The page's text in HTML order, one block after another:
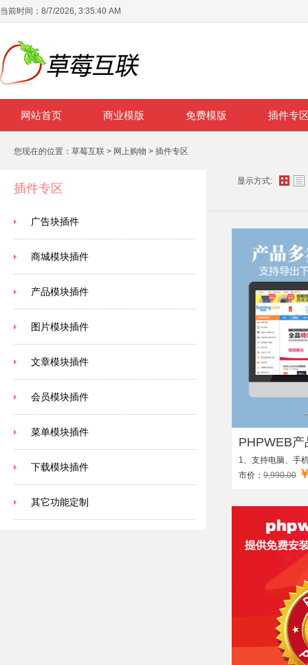
当前时间： 8/7/2026, 3:35:40 AM
网站首页 商业模版 免费模版 插件专
显示方式:
PHPWEB
1、支持电脑、手
市价： 9,990.00
您现在的位置： 草莓互联 > 网上购物 > 插件专区
插件专区
广告块插件
商城模块插件
产品模块插件
图片模块插件
文章模块插件
会员模块插件
菜单模块插件
下载模块插件
其它功能定制